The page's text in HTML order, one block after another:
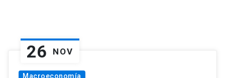
26 NOV
Macroeconomía